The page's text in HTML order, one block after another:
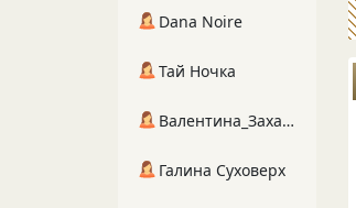
Dana Noire
Тай Ночка
Валентина_Захарова
Галина Суховерх